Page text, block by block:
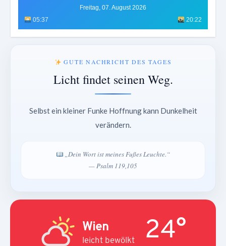
Freitag, 07. August 2026
05:37
20:22
GUTE NACHRICHT DES TAGES
Licht findet seinen Weg.
Selbst ein kleiner Funke Hoffnung kann Dunkelheit
verändern.
„Dein Wort ist meines Fußes Leuchte.“
— Psalm 119,105
Wien
leicht bewölkt 24°